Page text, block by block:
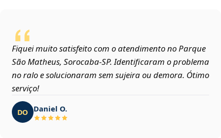
Fiquei muito satisfeito com o atendimento no Parque
São Matheus, Sorocaba‑SP. Identificaram o problema
no ralo e solucionaram sem sujeira ou demora. Ótimo
serviço!
DO Daniel O.